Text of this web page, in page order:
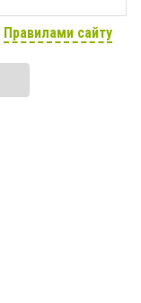
Правилами сайту